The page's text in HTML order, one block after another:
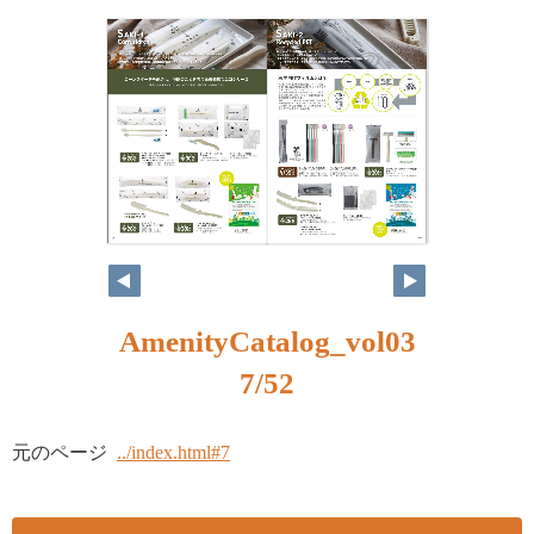
AmenityCatalog_vol03
7/52
元のページ ../index.html#7